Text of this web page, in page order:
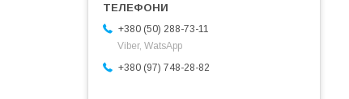
+380 (50) 288-73-11
Viber, WatsApp
+380 (97) 748-28-82